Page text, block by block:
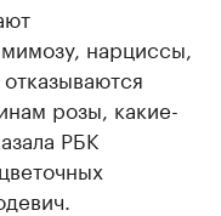
нарциссы,
розы, какие-
РБК